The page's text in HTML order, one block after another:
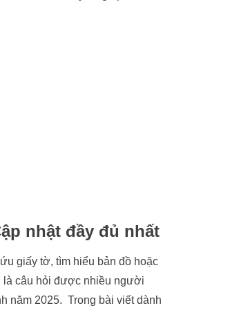
nhật đầy đủ nhất
giấy tờ, tìm hiểu bản đồ hoặc
là câu hỏi được nhiều người
năm 2025. Trong bài viết dành